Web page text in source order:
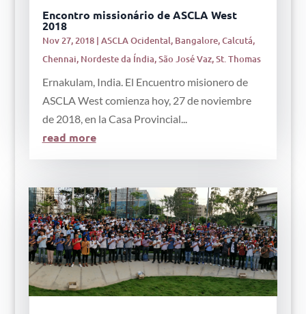
Encontro missionário de ASCLA West
2018
Nov 27, 2018| ASCLA Ocidental, Bangalore,Calcutá,
Chennai, Nordeste da Índia,São José Vaz,St. Thomas
Ernakulam, India. El Encuentro misionero de
ASCLA West comienza hoy, 27 de noviembre
de 2018, en la Casa Provincial...
read more